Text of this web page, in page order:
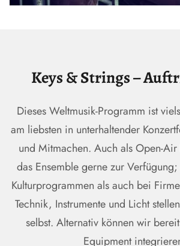
Keys & Strings –
Dieses Weltmusik-Programm ist
am liebsten in unterhaltender
und Mitmachen. Auch als Open-
das Ensemble gerne zur
Kulturprogrammen als auch bei
Technik, Instrumente und Licht
selbst. Alternativ können wir
Equipment